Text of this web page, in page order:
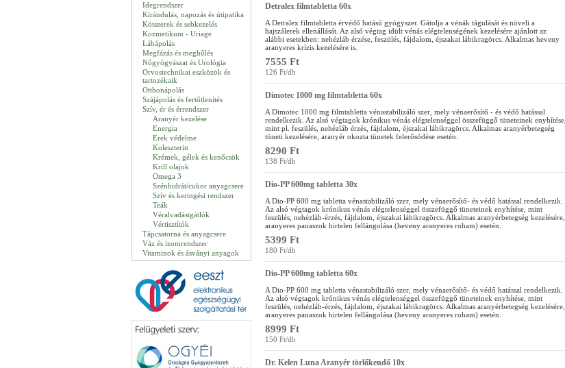
Idegrendszer
Kirándulás, napozás és útipatika
Kötszerek és sebkezelés
Kozmetikum - Uriage
Lábápolás
Megfázás és meghűlés
Nőgyógyászat és Urológia
Orvostechnikai eszközök és
tartozékaik
Otthonápolás
Szájápolás és fertőtlenítés
Szív, ér és érrendszer
Aranyér kezelése
Energia
Erek védelme
Koleszterin
Krémek, gélek és kenőcsök
Krill olajok
Omega 3
Szénhidrát/cukor anyagcsere
Szív és keringési rendszer
Teák
Véralvadástgátlók
Vértisztítók
Tápcsatorna és anyagcsere
Váz és izomrendszer
Vitaminok és ásványi anyagok
Detralex filmtabletta 60x
A Detralex filmtabletta érvédő hatású gyógyszer. Gátolja a vénák tágulását és növeli a
hajszálerek ellenállását. Az alsó végtag idült vénás elégtelenségének kezelésére ajánlott az
alábbi esetekben: nehézláb érzése, feszülés, fájdalom, éjszakai lábikragörcs. Alkalmas heveny
aranyeres krízis kezelésére is.
7555 Ft
126 Ft/db
Dimotec 1000 mg filmtabletta 60x
A Dimotec 1000 mg filmtabletta vénastabilizáló szer, mely vénaerősítő - és védő hatással
rendelkezik. Az alsó végtagok krónikus vénás elégtelenséggel összefüggő tüneteinek enyhítése,
mint pl. feszülés, nehézláb érzés, fájdalom, éjszakai lábikragörcs. Alkalmas aranyérbetegség
tüneti kezelésére, aranyér okozta tünetek felerősödése esetén.
8290 Ft
138 Ft/db
Dio-PP 600mg tabletta 30x
A Dio-PP 600 mg tabletta vénastabilizáló szer, mely vénaerősítő- és védő hatással rendelkezik.
Az alsó végtagok krónikus vénás elégtelenséggel összefüggő tüneteinek enyhítése, mint
feszülés, nehézláb-érzés, fájdalom, éjszakai lábikragörcs. Alkalmas aranyérbetegség kezelésére,
aranyeres panaszok hirtelen fellángolása (heveny aranyeres roham) esetén.
5399 Ft
180 Ft/db
Dio-PP 600mg tabletta 60x
A Dio-PP 600 mg tabletta vénastabilizáló szer, mely vénaerősítő- és védő hatással rendelkezik.
Az alsó végtagok krónikus vénás elégtelenséggel összefüggő tüneteinek enyhítése, mint
feszülés, nehézláb-érzés, fájdalom, éjszakai lábikragörcs. Alkalmas aranyérbetegség kezelésére,
aranyeres panaszok hirtelen fellángolása (heveny aranyeres roham) esetén.
8999 Ft
150 Ft/db
Dr. Kelen Luna Aranyér törlőkendő 10x